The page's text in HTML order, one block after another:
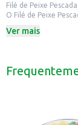
Filé de Peixe
O Filé de Peixe
Dicas de Uso:
Pode ser utilizado
Ver mais